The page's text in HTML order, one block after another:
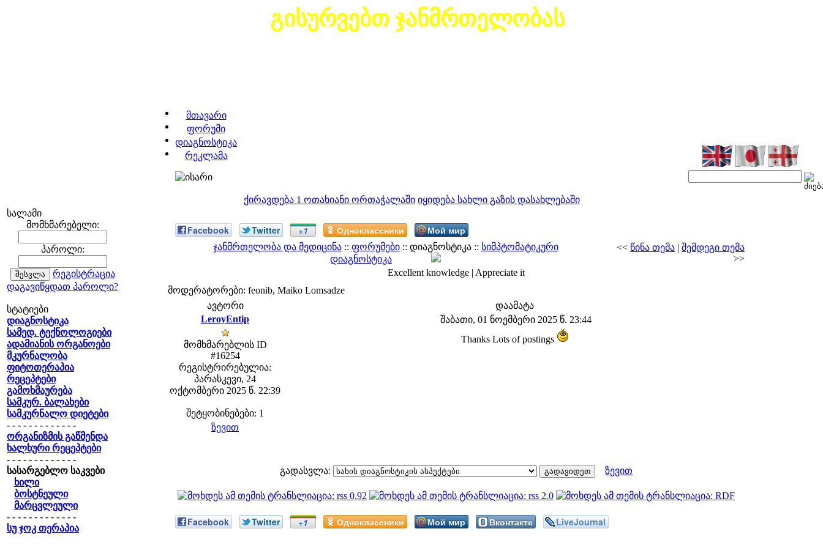
გისურვებთ ჯანმრთელობას
მთავარი
ფორუმი
დიაგნოსტიკა
რეკლამა
ქირავდება 1 ოთახიანი ორთაჭალაში იყიდება სახლი გაზის დასახლებაში
სალამი
მომხმარებელი:
პაროლი:
რეგისტრაცია
დაგავიწყდათ პაროლი?
სტატიები
დიაგნოსტიკა
სამედ. ტექნოლოგიები
ადამიანის ორგანოები
მკურნალობა
ფიტოთერაპია
რეცეპტები
გამოხმაურება
სამკურ. ბალახები
სამკურნალო დიეტები
- - - - - - - - - - - - -
ორგანიზმის გაწმენდა
ხალხური რეცეპტები
- - - - - - - - - - - - -
სასარგებლო საკვები
ხილი
ბოსტნეული
მარცვლეული
- - - - - - - - - - - - -
სუ ჯოკ თერაპია
Facebook Twitter +1 Одноклассники Мой мир
ჯანმრთელობა და მედიცინა:: ფორუმები:: დიაგნოსტიკა :: სიმპტომატიკური
დიაგნოსტიკა
<< წინა თემა | შემდეგი თემა
>>
Excellent knowledge | Appreciate it
მოდერატორები: feonib, Maiko Lomsadze
ავტორი
დაამატა
LeroyEntip
შაბათი, 01 ნოემბერი 2025 წ. 23:44
მომხმარებლის ID
#16254
რეგისტრირებულია:
პარასკევი, 24
ოქტომბერი 2025 წ. 22:39
შეტყობინებები: 1
Thanks Lots of postings
ზევით
გადასვლა: ზევით
Facebook Twitter +1 Одноклассники Мой мир Вконтакте LiveJournal